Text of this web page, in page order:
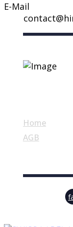
E-Mail
Home
AGB
© Swiss